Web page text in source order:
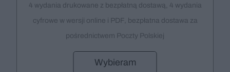
4 wydania drukowane z bezpłatną dostawą, 4 wydania
cyfrowe w wersji online i PDF, bezpłatna dostawa za
pośrednictwem Poczty Polskiej
Wybieram